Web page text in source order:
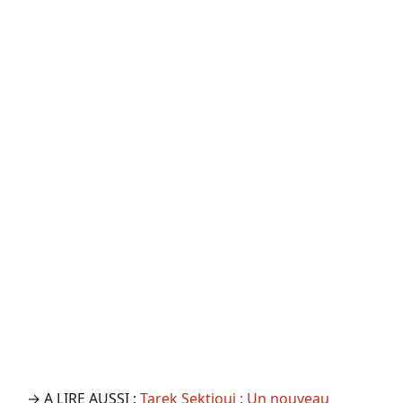
→ A LIRE AUSSI : Tarek Sektioui : Un nouveau